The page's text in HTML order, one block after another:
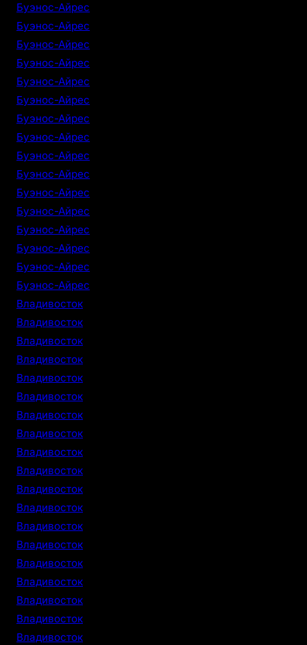
Буэнос-Айрес
Буэнос-Айрес
Буэнос-Айрес
Буэнос-Айрес
Буэнос-Айрес
Буэнос-Айрес
Буэнос-Айрес
Буэнос-Айрес
Буэнос-Айрес
Буэнос-Айрес
Буэнос-Айрес
Буэнос-Айрес
Буэнос-Айрес
Буэнос-Айрес
Буэнос-Айрес
Буэнос-Айрес
Владивосток
Владивосток
Владивосток
Владивосток
Владивосток
Владивосток
Владивосток
Владивосток
Владивосток
Владивосток
Владивосток
Владивосток
Владивосток
Владивосток
Владивосток
Владивосток
Владивосток
Владивосток
Владивосток